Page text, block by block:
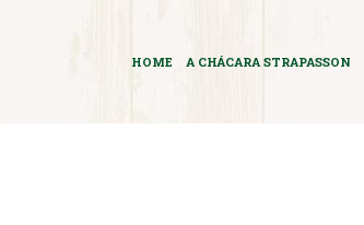
HOME A CHÁCARA STRAPASSON